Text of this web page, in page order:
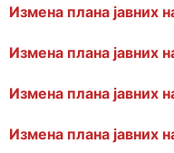
Измена плана јавних
Измена плана јавних
Измена плана јавних
Измена плана јавних